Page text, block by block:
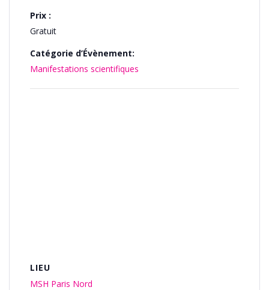
Prix :
Gratuit
Catégorie d’Évènement:
Manifestations scientifiques
LIEU
MSH Paris Nord